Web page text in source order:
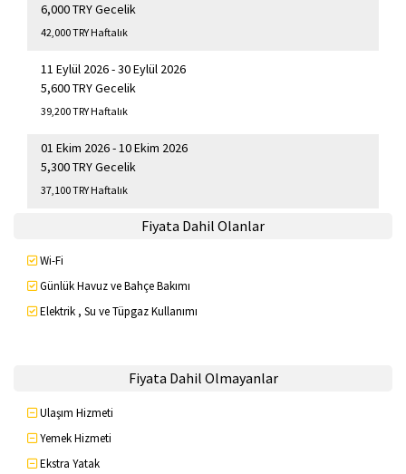
6,000 TRY Gecelik
42,000 TRY Haftalık
11 Eylül 2026 - 30 Eylül 2026
5,600 TRY Gecelik
39,200 TRY Haftalık
01 Ekim 2026 - 10 Ekim 2026
5,300 TRY Gecelik
37,100 TRY Haftalık
Fiyata Dahil Olanlar
Wi-Fi
Günlük Havuz ve Bahçe Bakımı
Elektrik , Su ve Tüpgaz Kullanımı
Fiyata Dahil Olmayanlar
Ulaşım Hizmeti
Yemek Hizmeti
Ekstra Yatak